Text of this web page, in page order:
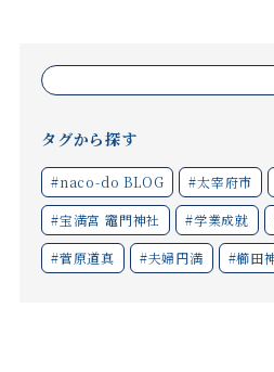
索:
タグから探す
#naco-do BLOG #太宰府市
#宝満宮 竈門神社 #学業成就
#菅原道真 #夫婦円満 #櫛田